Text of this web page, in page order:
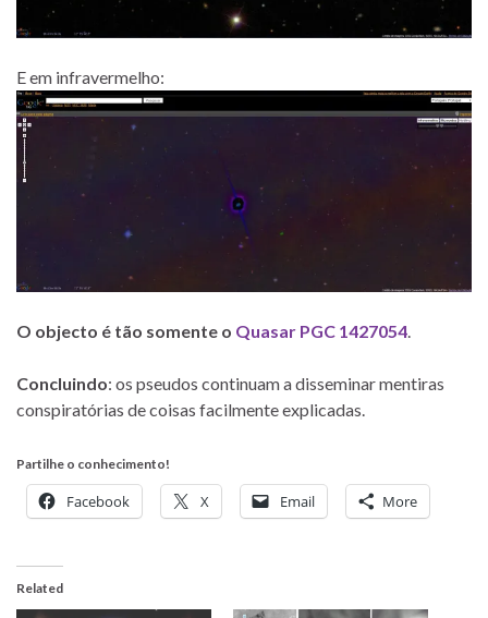
E em infravermelho:
O objecto é tão somente o Quasar PGC 1427054.
Concluindo: os pseudos continuam a disseminar mentiras
conspiratórias de coisas facilmente explicadas.
Partilhe o conhecimento!
Facebook X Email More
Related